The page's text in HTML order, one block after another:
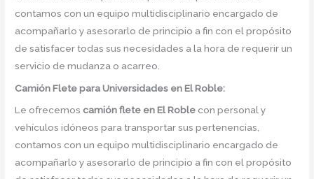
contamos con un equipo multidisciplinario encargado de
acompañarlo y asesorarlo de principio a fin con el propósito
de satisfacer todas sus necesidades a la hora de requerir un
servicio de mudanza o acarreo.
CamiónFlete para Universidades en El Roble:
Le ofrecemos camión flete enEl Roble con personal y
vehículos idóneos para transportar sus pertenencias,
contamos con un equipo multidisciplinario encargado de
acompañarlo y asesorarlo de principio a fin con el propósito